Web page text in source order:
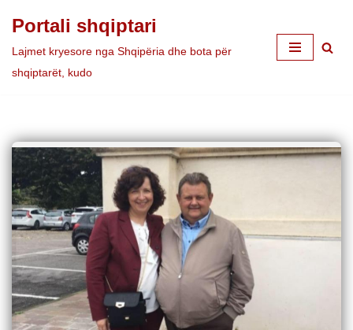
Skip
to
Portali shqiptari
Lajmet kryesore nga Shqipëria dhe bota për
shqiptarët, kudo